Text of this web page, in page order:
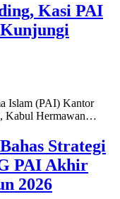
Kasi PAI
Islam (PAI) Kantor
Kabul Hermawan…
Strategi
PAI Akhir
2026